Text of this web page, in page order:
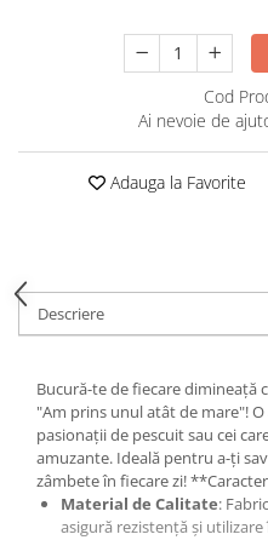
Cod
Ai nevoie de
Adauga la Favorite
Descriere
Bucură-te de fiecare dimineață
"Am prins unul atât de mare"!
pasionații de pescuit sau cei
amuzante. Ideală pentru a-ți
zâmbete în fiecare zi!
Material de Calitate:
asigură rezistență și